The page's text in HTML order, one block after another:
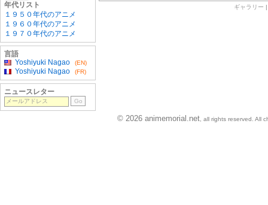
ギャラリー
年代リスト
１９５０年代のアニメ
１９６０年代のアニメ
１９７０年代のアニメ
言語
Yoshiyuki Nagao
(EN)
Yoshiyuki Nagao (FR)
ニュースレター
© 2026 animemorial.net , all rights reserved. All